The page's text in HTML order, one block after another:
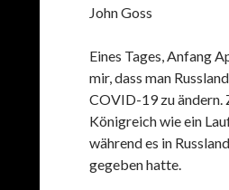
John Goss
Eines Tages, Anfang
mir, dass man
COVID-19 zu ändern.
Königreich wie ein
während es in
gegeben hatte.